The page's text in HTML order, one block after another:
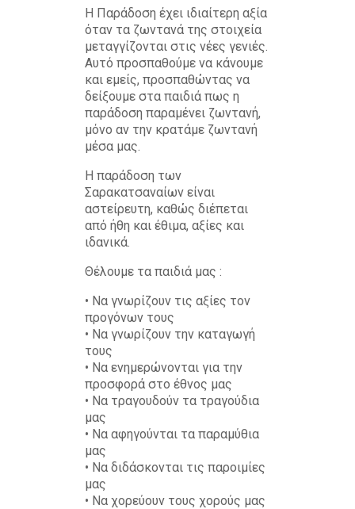
Η Παράδοση έχει ιδιαίτερη αξία
όταν τα ζωντανά της στοιχεία
μεταγγίζονται στις νέες γενιές.
Αυτό προσπαθούμε να κάνουμε
και εμείς, προσπαθώντας να
δείξουμε στα παιδιά πως η
παράδοση παραμένει ζωντανή,
μόνο αν την κρατάμε ζωντανή
μέσα μας.
Η παράδοση των
Σαρακατσαναίων είναι
αστείρευτη, καθώς διέπεται
από ήθη και έθιμα, αξίες και
ιδανικά.
Θέλουμε τα παιδιά μας :
• Να γνωρίζουν τις αξίες τον
προγόνων τους
• Να γνωρίζουν την καταγωγή
τους
• Να ενημερώνονται για την
προσφορά στο έθνος μας
• Να τραγουδούν τα τραγούδια
μας
• Να αφηγούνται τα παραμύθια
μας
• Να διδάσκονται τις παροιμίες
μας
• Να χορεύουν τους χορούς μας